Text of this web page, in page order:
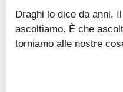
Draghi lo dice da anni.
ascoltiamo. È che
torniamo alle nostre